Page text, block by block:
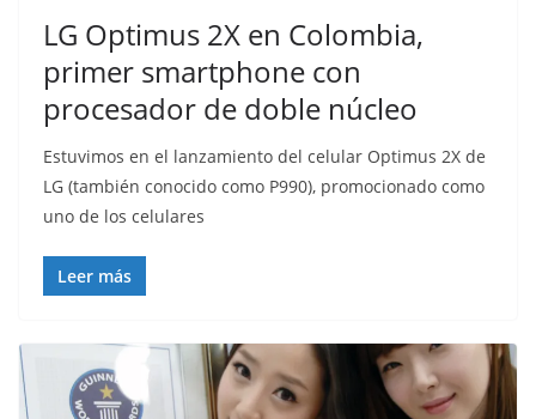
LG Optimus 2X en Colombia,
primer smartphone con
procesador de doble núcleo
Estuvimos en el lanzamiento del celular Optimus 2X de
LG (también conocido como P990), promocionado como
uno de los celulares
Leer más